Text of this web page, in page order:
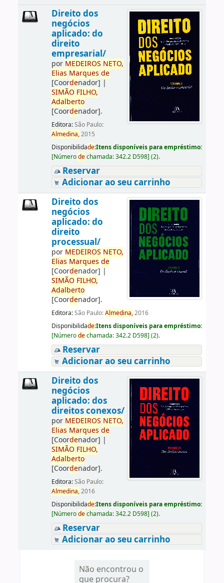
Direito dos
negócios
aplicado: do
direito
empresarial/
por MEDEIROS NETO,
Elias Marques de
[Coordenador] |
SIMÃO FILHO,
Adalberto
[Coordenador].
Editora:São Paulo:
Almedina,2015
Disponibilidade:Itens disponíveis para empréstimo:
[Númerodechamada:342.2 D598] (2).
Reservar
Adicionar ao seu carrinho
Direito dos
negócios
aplicado: do
direito
processual/
por MEDEIROS NETO,
Elias Marques de
[Coordenador] |
SIMÃO FILHO,
Adalberto
[Coordenador].
Editora:São Paulo:Almedina,2016
Disponibilidade:Itens disponíveis para empréstimo:
[Númerodechamada:342.2 D598] (2).
Reservar
Adicionar ao seu carrinho
Direito dos
negócios
aplicado: dos
direitos conexos/
por MEDEIROS NETO,
Elias Marques de
[Coordenador] |
SIMÃO FILHO,
Adalberto
[Coordenador].
Editora:São Paulo:
Almedina,2016
Disponibilidade:Itens disponíveis para empréstimo:
[Númerodechamada:342.2 D598] (2).
Reservar
Adicionar ao seu carrinho
Não encontrou o
que procura?